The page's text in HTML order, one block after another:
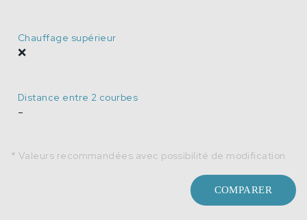
Chauffage supérieur
❌
Distance entre 2 courbes
-
* Valeurs recommandées avec possibilité de modification
COMPARER